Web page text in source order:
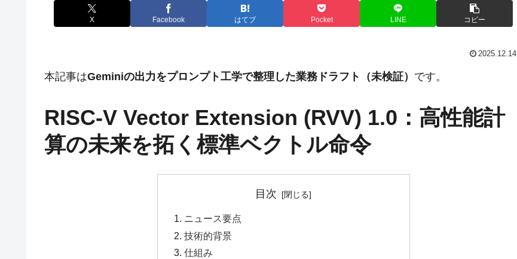
X Facebook はてブ Pocket LINE コピー
2025.12.14
本記事はGeminiの出力をプロンプト工学で整理した業務ドラフト（未検証） です。
RISC-V Vector Extension (RVV) 1.0：高性能計
算の未来を拓く標準ベクトル命令
目次
ニュース要点
技術的背景
仕組み